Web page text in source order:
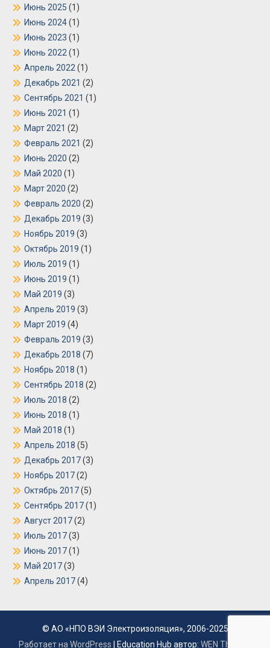
Июнь 2025 (1)
Июнь 2024(1)
Июнь 2023 (1)
Июнь 2022 (1)
Апрель 2022 (1)
Декабрь 2021 (2)
Сентябрь 2021 (1)
Июнь 2021 (1)
Март 2021 (2)
Февраль 2021 (2)
Июнь 2020 (2)
Май 2020 (1)
Март 2020 (2)
Февраль 2020 (2)
Декабрь 2019 (3)
Ноябрь 2019 (3)
Октябрь 2019 (1)
Июль 2019 (1)
Июнь 2019 (1)
Май 2019 (3)
Апрель 2019 (3)
Март 2019 (4)
Февраль 2019 (3)
Декабрь 2018 (7)
Ноябрь 2018 (1)
Сентябрь 2018 (2)
Июль 2018 (2)
Июнь 2018 (1)
Май 2018 (1)
Апрель 2018 (5)
Декабрь 2017(3)
Ноябрь 2017(2)
Октябрь 2017(5)
Сентябрь 2017(1)
Август 2017(2)
Июль 2017(3)
Июнь 2017(1)
Май 2017(3)
Апрель 2017(4)
© АО «НПО ВЭИ Электроизоляция», 2006-2025
Работает на WordPress
Education Hub автор: WEN Themes